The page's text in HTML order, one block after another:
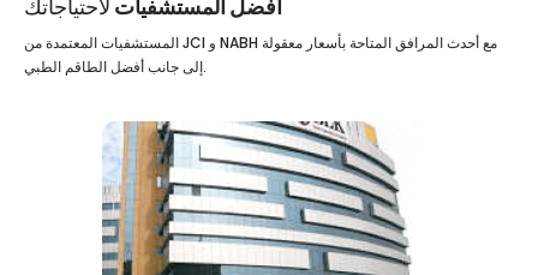
أفضل المستشفيات لاحتياجاتك
المستشفيات المعتمدة من JCI و NABH مع أحدث المرافق المتاحة بأسعار معقولة
إلى جانب أفضل الطاقم الطبي.